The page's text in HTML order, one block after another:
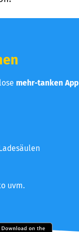
mehr-tanken App
uvm.